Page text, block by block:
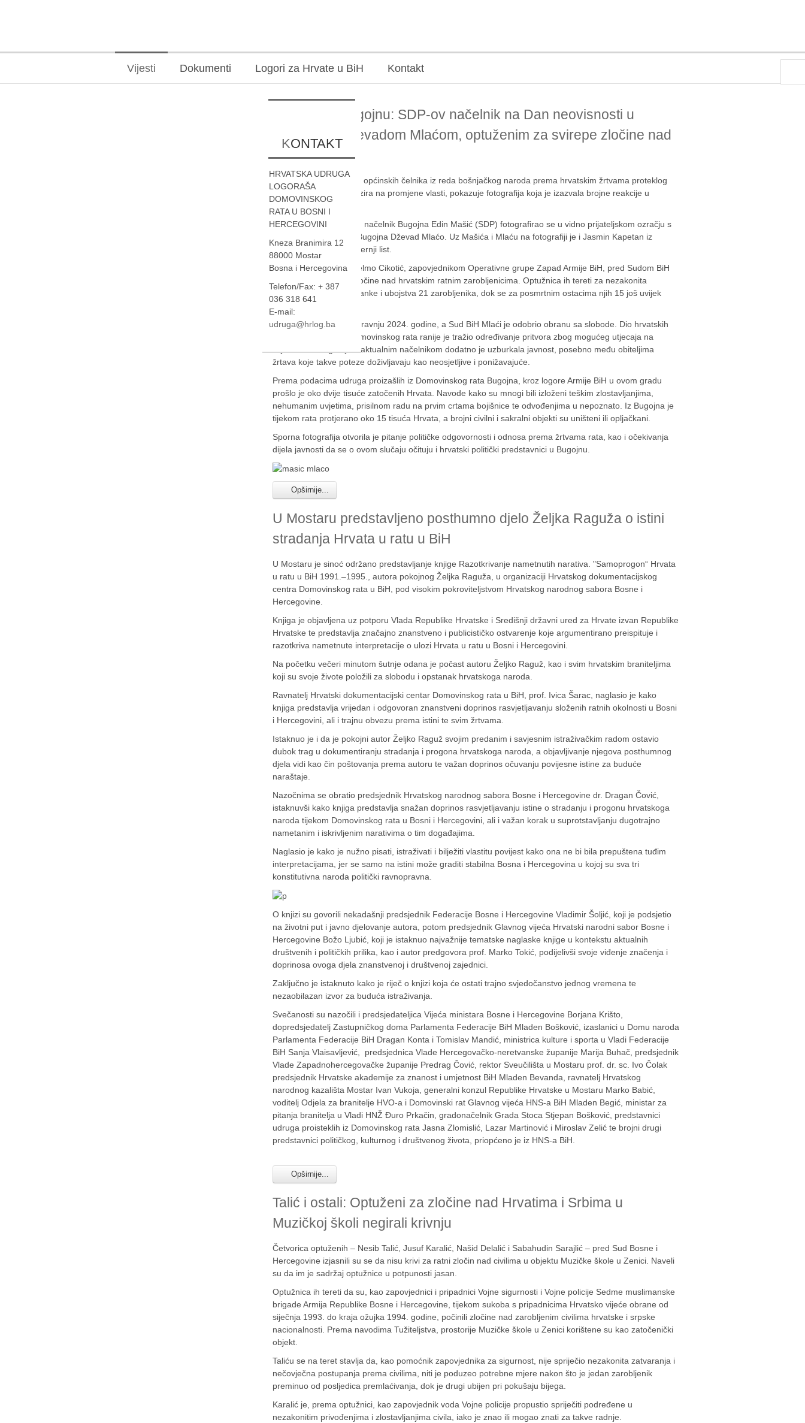
Vijesti Dokumenti Logori za Hrvate u BiH Kontakt
Sramota u Bugojnu: SDP-ov načelnik na Dan neovisnosti u
zagrljaju s Dževadom Mlaćom, optuženim za svirepe zločine nad
Hrvatima!
Da se u Bugojnu odnos općinskih čelnika iz reda bošnjačkog naroda prema hrvatskim žrtvama proteklog
rata ne mijenja, bez obzira na promjene vlasti, pokazuje fotografija koja je izazvala brojne reakcije u
Na Dan neovisnosti BiH načelnik Bugojna Edin Mašić (SDP) fotografirao se u vidno prijateljskom ozračju s
ratnim predsjednikom Bugojna Dževad Mlaćo. Uz Mašića i Mlaću na fotografiji je i Jasmin Kapetan iz
Bugojna, objavio je Večernji list.
Mlaći se, zajedno sa
Selmo Cikotić, zapovjednikom Operativne grupe Zapad Armije BiH, pred Sudom BiH
sudi zbog optužbi za zločine nad hrvatskim ratnim zarobljenicima. Optužnica ih tereti za nezakonita
zatočenja, prisilne nestanke i ubojstva 21 zarobljenika, dok se za posmrtnim ostacima njih 15 još uvijek
Suđenje je započelo u travnju 2024. godine, a Sud BiH Mlaći je odobrio obranu sa slobode. Dio hrvatskih
udruga proizašlih iz Domovinskog rata ranije je tražio određivanje pritvora zbog mogućeg utjecaja na
svjedoke. Fotografija s aktualnim načelnikom dodatno je uzburkala javnost, posebno među obiteljima
žrtava koje takve poteze doživljavaju kao neosjetljive i ponižavajuće.
Prema podacima udruga proizašlih iz Domovinskog rata Bugojna, kroz logore Armije BiH u ovom gradu
prošlo je oko dvije tisuće zatočenih Hrvata. Navode kako su mnogi bili izloženi teškim zlostavljanjima,
nehumanim uvjetima, prisilnom radu na prvim crtama bojišnice te odvođenjima u nepoznato. Iz Bugojna je
tijekom rata protjerano oko 15 tisuća Hrvata, a brojni civilni i sakralni objekti su uništeni ili opljačkani.
Sporna fotografija otvorila je pitanje političke odgovornosti i odnosa prema žrtvama rata, kao i očekivanja
dijela javnosti da se o ovom slučaju očituju i hrvatski politički predstavnici u Bugojnu.
Opširnije...
U Mostaru predstavljeno posthumno djelo Željka Raguža o istini
stradanja Hrvata u ratu u BiH
U Mostaru je sinoć održano predstavljanje knjige Razotkrivanje nametnutih narativa. "Samoprogon“ Hrvata
u ratu u BiH 1991.–1995., autora pokojnog Željka Raguža, u organizaciji Hrvatskog dokumentacijskog
centra Domovinskog rata u BiH, pod visokim pokroviteljstvom Hrvatskog narodnog sabora Bosne i
Hercegovine.
Knjiga je objavljena uz potporuVlada Republike Hrvatske i Središnji državni ured za Hrvate izvan Republike
Hrvatske te predstavlja značajno znanstveno i publicističko ostvarenje koje argumentirano preispituje i
razotkriva nametnute interpretacije o ulozi Hrvata u ratu u Bosni i Hercegovini.
Na početku večeri minutom šutnje odana je počast autoruŽeljko Raguž , kao i svim hrvatskim braniteljima
koji su svoje živote položili za slobodu i opstanak hrvatskoga naroda.
Ravnatelj Hrvatski dokumentacijski centar Domovinskog rata u BiH , prof. Ivica Šarac , naglasio je kako
knjiga predstavlja vrijedan i odgovoran znanstveni doprinos rasvjetljavanju složenih ratnih okolnosti u Bosni
i Hercegovini, ali i trajnu obvezu prema istini te svim žrtvama.
Istaknuo je i da je pokojni autor Željko Raguž svojim predanim i savjesnim istraživačkim radom ostavio
dubok trag u dokumentiranju stradanja i progona hrvatskoga naroda, a objavljivanje njegova posthumnog
djela vidi kao čin poštovanja prema autoru te važan doprinos očuvanju povijesne istine za buduće
naraštaje.
Nazočnima se obratio predsjednik Hrvatskog narodnog sabora Bosne i Hercegovine dr. Dragan Čović,
istaknuvši kako knjiga predstavlja snažan doprinos rasvjetljavanju istine o stradanju i progonu hrvatskoga
naroda tijekom Domovinskog rata u Bosni i Hercegovini, ali i važan korak u suprotstavljanju dugotrajno
nametanim i iskrivljenim narativima o tim događajima.
Naglasio je kako je nužno pisati, istraživati i bilježiti vlastitu povijest kako ona ne bi bila prepuštena tuđim
interpretacijama, jer se samo na istini može graditi stabilna Bosna i Hercegovina u kojoj su sva tri
konstitutivna naroda politički ravnopravna.
O knjizi su govorili nekadašnji predsjednik Federacije Bosne i HercegovineVladimir Šoljić , koji je podsjetio
na životni put i javno djelovanje autora, potom predsjednik Glavnog vijeća Hrvatski narodni sabor Bosne i
Hercegovine Božo Ljubić , koji je istaknuo najvažnije tematske naglaske knjige u kontekstu aktualnih
društvenih i političkih prilika, kao i autor predgovora prof. Marko Tokić , podijelivši svoje viđenje značenja i
doprinosa ovoga djela znanstvenoj i društvenoj zajednici.
Zaključno je istaknuto kako je riječ o knjizi koja će ostati trajno svjedočanstvo jednog vremena te
nezaobilazan izvor za buduća istraživanja.
Svečanosti su nazočili i predsjedateljica Vijeća ministara Bosne i Hercegovine Borjana Krišto,
dopredsjedatelj Zastupničkog doma Parlamenta Federacije BiH Mladen Bošković, izaslanici u Domu naroda
Parlamenta Federacije BiH Dragan Konta i Tomislav Mandić, ministrica kulture i sporta u Vladi Federacije
BiH Sanja Vlaisavljević, predsjednica Vlade Hercegovačko-neretvanske županije Marija Buhač, predsjednik
Vlade Zapadnohercegovačke županije Predrag Čović, rektor Sveučilišta u Mostaru prof. dr. sc. Ivo Čolak
predsjednik Hrvatske akademije za znanost i umjetnost BiH Mladen Bevanda, ravnatelj Hrvatskog
narodnog kazališta Mostar Ivan Vukoja, generalni konzul Republike Hrvatske u Mostaru Marko Babić,
voditelj Odjela za branitelje HVO-a i Domovinski rat Glavnog vijeća HNS-a BiH Mladen Begić, ministar za
pitanja branitelja u Vladi HNŽ Đuro Prkačin, gradonačelnik Grada Stoca Stjepan Bošković, predstavnici
udruga proisteklih iz Domovinskog rata Jasna Zlomislić, Lazar Martinović i Miroslav Zelić te brojni drugi
predstavnici političkog, kulturnog i društvenog života, priopćeno je iz HNS-a BiH.
Opširnije...
Talić i ostali: Optuženi za zločine nad Hrvatima i Srbima u
Muzičkoj školi negirali krivnju
Četvorica optuženih – Nesib Talić, Jusuf Karalić, Našid Delalić i Sabahudin Sarajlić – pred Sud Bosne i
Hercegovine izjasnili su se da nisu krivi za ratni zločin nad civilima u objektu Muzičke škole u Zenici. Naveli
su da im je sadržaj optužnice u potpunosti jasan.
Optužnica ih tereti da su, kao zapovjednici i pripadnici Vojne sigurnosti i Vojne policije Sedme muslimanske
brigadeArmija Republike Bosne i Hercegovine , tijekom sukoba s pripadnicima Hrvatsko vijeće obrane od
siječnja 1993. do kraja ožujka 1994. godine, počinili zločine nad zarobljenim civilima hrvatske i srpske
nacionalnosti. Prema navodima Tužiteljstva, prostorije Muzičke škole u Zenici korištene su kao zatočenički
objekt.
Taliću se na teret stavlja da, kao pomoćnik zapovjednika za sigurnost, nije spriječio nezakonita zatvaranja i
nečovječna postupanja prema civilima, niti je poduzeo potrebne mjere nakon što je jedan zarobljenik
preminuo od posljedica premlaćivanja, dok je drugi ubijen pri pokušaju bijega.
Karalić je, prema optužnici, kao zapovjednik voda Vojne policije propustio spriječiti podređene u
nezakonitim privođenjima i zlostavljanjima civila, iako je znao ili mogao znati za takve radnje.
KONTAKT
HRVATSKA UDRUGA
LOGORAŠA
DOMOVINSKOG
RATA U BOSNI I
HERCEGOVINI
Kneza Branimira 12
88000 Mostar
Bosna i Hercegovina
Telefon/Fax: + 387
036 318 641
E-mail:
udruga@hrlog.ba